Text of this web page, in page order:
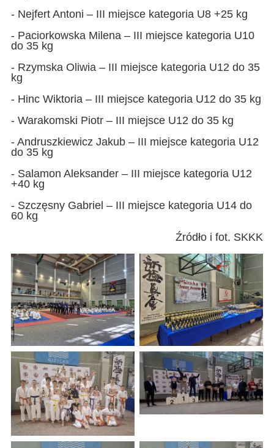
- Nejfert Antoni – III miejsce kategoria U8 +25 kg
- Paciorkowska Milena – III miejsce kategoria U10
do 35 kg
- Rzymska Oliwia – III miejsce kategoria U12 do 35
kg
- Hinc Wiktoria – III miejsce kategoria U12 do 35 kg
- Warakomski Piotr – III miejsce U12 do 35 kg
- Andruszkiewicz Jakub – III miejsce kategoria U12
do 35 kg
- Salamon Aleksander – III miejsce kategoria U12
+40 kg
- Szczęsny Gabriel – III miejsce kategoria U14 do
60 kg
Źródło i fot. SKKK